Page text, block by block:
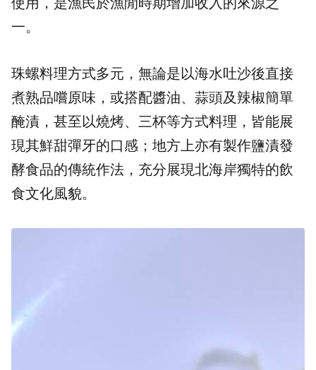
一。
珠螺料理方式多元，無論是以海水吐沙後直接
煮熟品嚐原味，或搭配醬油、蒜頭及辣椒簡單
醃漬，甚至以燒烤、三杯等方式料理，皆能展
現其鮮甜彈牙的口感；地方上亦有製作鹽漬發
酵食品的傳統作法，充分展現北海岸獨特的飲
食文化風貌。